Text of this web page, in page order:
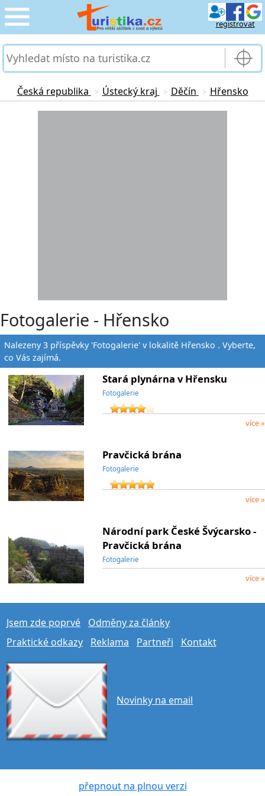
registrovat
CESTOVÁNÍ
SLUŽBY & DOPRAVA
PRO TURISTY
Česká republika > Ústecký kraj > Děčín > Hřensko
Fotogalerie - Hřensko
Nalezeny 3 příspěvky 'Fotogalerie' v lokalitě Hřensko . Vyberte,
co Vás zajímá.
Stará plynárna v Hřensku
Fotogalerie
více »
Pravčická brána
Fotogalerie
více »
Národní park České Švýcarsko -
Pravčická brána
Fotogalerie
více »
Jsem zde poprvé
Odměny za články
Praktické odkazy
Reklama Partneři Kontakt
Novinky na email
přepnout na plnou verzi